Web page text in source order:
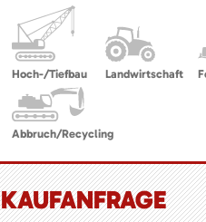
Hoch-/Tiefbau Landwirtschaft
Abbruch/Recycling
KAUFANFRAGE